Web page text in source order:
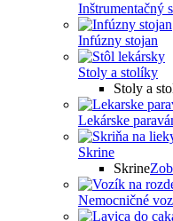
Inštrumentačný
Infúzny stojan
Stoly a stolíky
Stoly a
Lekárske
Skrine
Skrine
Nemocničné